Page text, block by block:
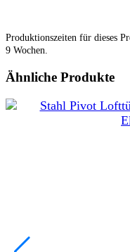
Produktionszeiten für dieses
9 Wochen.
Ähnliche Produkte